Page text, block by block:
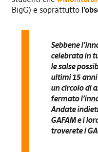
BigG) e soprattutto
Sebbene
celebrata in
le salse
ultimi 15
un circolo di
fermato
Andate
GAFAM e i
troverete i